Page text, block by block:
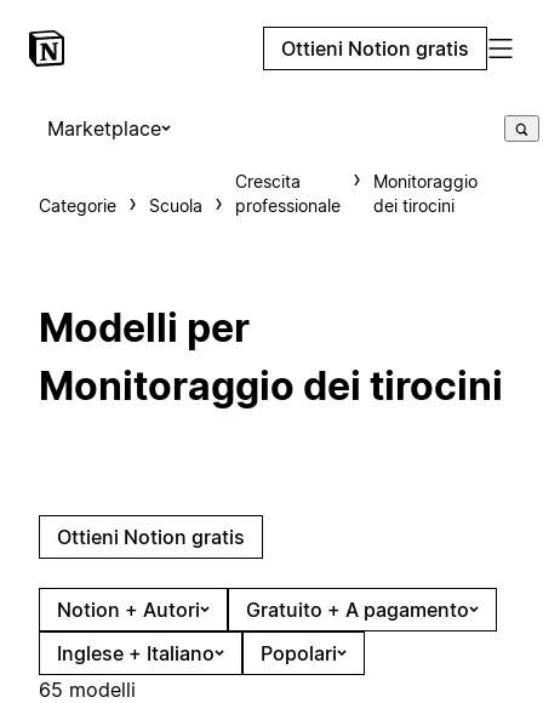
Ottieni Notion gratis
Marketplace
Categorie Scuola
Crescita
professionale
Monitoraggio
dei tirocini
Modelli per
Monitoraggio dei tirocini
Ottieni Notion gratis
Notion + Autori
Gratuito + A pagamento
Inglese + Italiano
Popolari
65 modelli